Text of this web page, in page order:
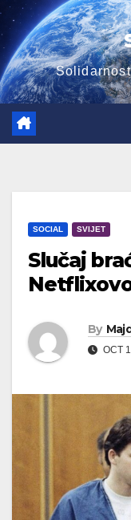
Skip
to
content
SOCIAL SVIJET
Slučaj
By
OCT